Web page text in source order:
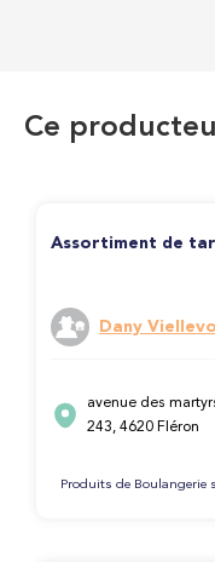
Ce
Assortiment de
Dany
avenue des
243, 4620 Fléron
Produits de Boulangerie